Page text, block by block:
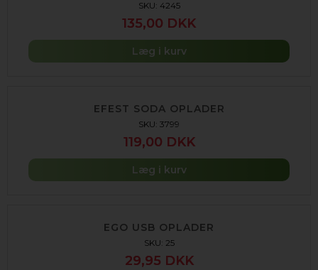
SKU: 4245
135,00 DKK
Læg i kurv
EFEST SODA OPLADER
SKU: 3799
119,00 DKK
Læg i kurv
EGO USB OPLADER
SKU: 25
29,95 DKK